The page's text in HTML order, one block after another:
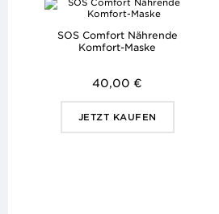
SOS Comfort Nährende
Komfort-Maske
40,00 €
JETZT KAUFEN